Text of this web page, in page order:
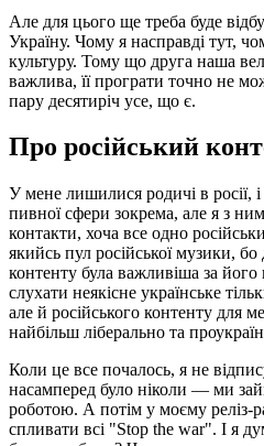
Але для цього ще треба буде
Україну. Чому я насправді тут,
культуру. Тому що друга наша
важлива, її програти точно не
пару десятиріч усе, що є.
Про російський
У мене лишилися родичі в росії,
пивної сфери зокрема, але я з
контакти, хоча все одно
якийсь пул російської музики,
контенту була важливіша за
слухати неякісне українське
але й російського контенту для
найбільш ліберально та
Коли це все почалось, я не
насамперед було ніколи — ми
роботою. А потім у моєму реліз-
спливати всі "Stop the war". І я